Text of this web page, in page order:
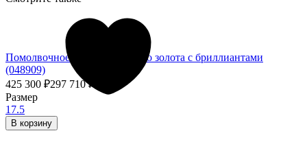
Помолвочное кольцо из белого золота с бриллиантами
(048909)
425 300 ₽297 710₽
Размер
17.5
В корзину